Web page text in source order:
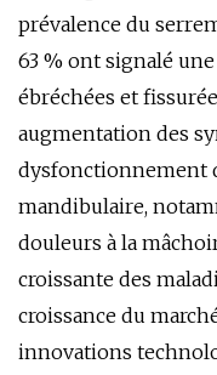
prévalence du
63 % ont signalé
ébréchées et
augmentation des
dysfonctionnement
mandibulaire,
douleurs à la
croissante des
croissance du
innovations